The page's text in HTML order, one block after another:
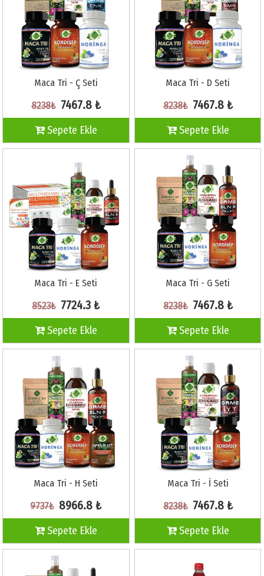
Maca Tri - Ç Seti
8238₺ 7467.8 ₺
Sepete Ekle
Maca Tri - D Seti
8238₺ 7467.8 ₺
Sepete Ekle
Maca Tri - E Seti
8523₺ 7724.3 ₺
Sepete Ekle
Maca Tri - G Seti
8238₺ 7467.8 ₺
Sepete Ekle
Maca Tri - H Seti
9737₺ 8966.8 ₺
Sepete Ekle
Maca Tri - İ Seti
8238₺ 7467.8 ₺
Sepete Ekle